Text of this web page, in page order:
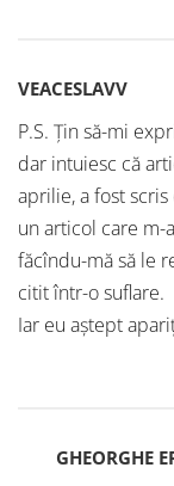
VEACESLAVV
P.S. Ţin să-mi
dar intuiesc că
aprilie, a fost scris
un articol care
făcîndu-mă să le
citit într-o suflare.
Iar eu aştept
GHEORGHE